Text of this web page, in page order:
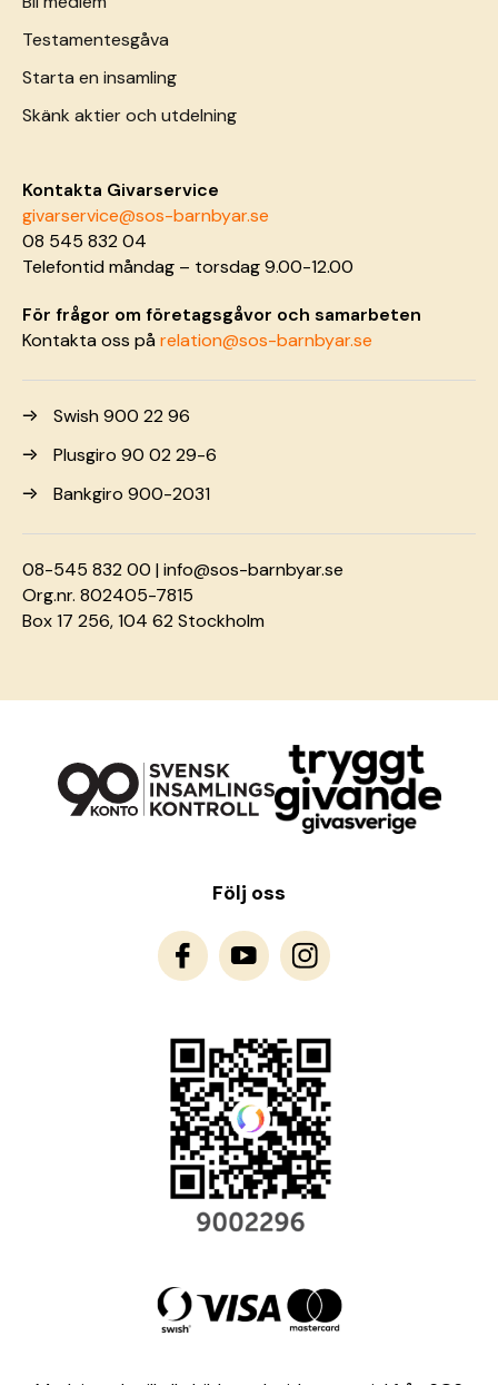
Testamentesgåva
Starta en insamling
Skänk aktier och utdelning
Kontakta Givarservice
givarservice@sos-barnbyar.se
08 545 832 04
Telefontid måndag – torsdag 9.00-12.00
För frågor om företagsgåvor och samarbeten
Kontakta oss pårelation@sos-barnbyar.se
Swish 900 22 96
Plusgiro 90 02 29-6
Bankgiro 900-2031
08-545 832 00 |info@sos-barnbyar.se
Org.nr. 802405-7815
Box 17 256, 104 62 Stockholm
Följ oss